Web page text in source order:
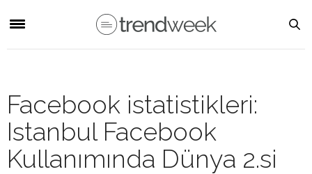
Facebook istatistikleri:
Istanbul Facebook
Kullanımında Dünya 2.si